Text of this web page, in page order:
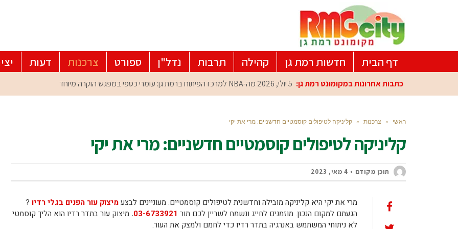
דף הבית חדשות רמת גן קהילה תרבות נדל"ן ספורט צרכנות דעות
כתבות אחרונות במקומונט רמת גן: 5 יולי, 2026 מה-NBA למרכז הפיתוח ברמת גן: עומרי כספי במפגש הוקרה מיוחד
ראשי » צרכנות » קליניקה לטיפולים קוסמטיים חדשניים: מרי את יקי
קליניקה לטיפולים קוסמטיים חדשניים: מרי את יקי
תוכן מקודם 4 מאי, 2023
מרי את יקי היא קליניקה מובילה וחדשנית לטיפולים קוסמטיים. מעוניינים לבצעמיצוק עור הפנים בגלי רדיו ?
הגעתם למקום הנכון. מוזמנים לחייג ונשמח לשריין לכם תור 03-6733921
. מיצוק עור בתדר רדיו הוא הליך קוסמטי
לא ניתוחי המשתמש באנרגיה בתדר רדיו כדי לחמם ולמצק את העור.